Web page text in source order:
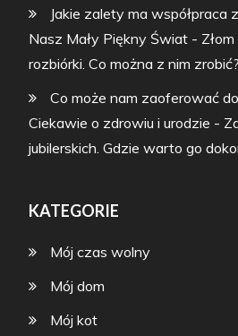
Jakie zalety ma współpraca
Nasz Mały Piękny Świat -
rozbiórki. Co można z nim zrobić?
Co może nam zaoferować
Ciekawie o zdrowiu i urodzie -
jubilerskich. Gdzie warto go
KATEGORIE
Mój czas wolny
Mój dom
Mój kot